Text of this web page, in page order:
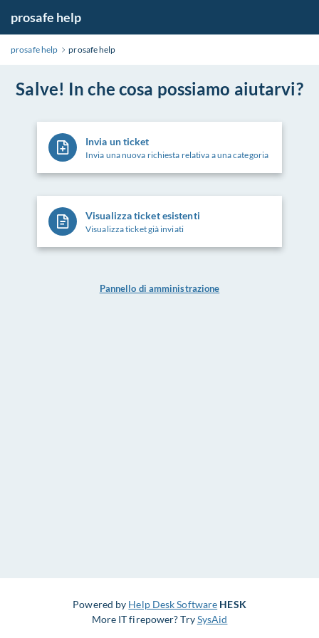
prosafe help
prosafe help prosafe help
Salve! In che cosa possiamo aiutarvi?
Invia un ticket
Invia una nuova richiesta relativa a una categoria
Visualizza ticket esistenti
Visualizza ticket già inviati
Pannello di amministrazione
Powered by Help Desk Software HESK
More IT firepower? TrySysAid